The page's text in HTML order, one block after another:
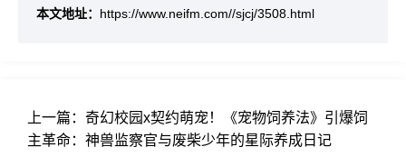
本文地址： https://www.neifm.com//sjcj/3508.html
上一篇： 奇幻校园x契约萌宠！《宠物饲养法》引爆饲
主革命：神兽监察官与废柴少年的星际养成日记